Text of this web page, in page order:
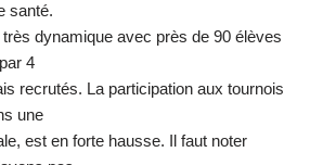
santé.
très dynamique avec près de 90 élèves
4
recrutés. La participation aux tournois
une
est en forte hausse. Il faut noter